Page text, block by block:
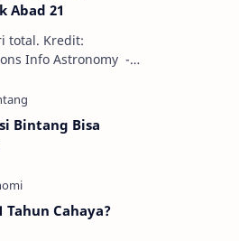
Abad 21
total. Kredit:
-
terjadi sebanyak
Bintang Bisa
Tahun Cahaya?